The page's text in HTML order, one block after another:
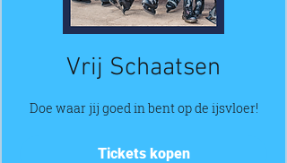
Vrij Schaatsen
Doe waar jij goed in bent op de ijsvloer!
Tickets kopen